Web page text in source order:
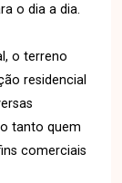
o dia a dia.
o terreno
residencial
tanto quem
comerciais